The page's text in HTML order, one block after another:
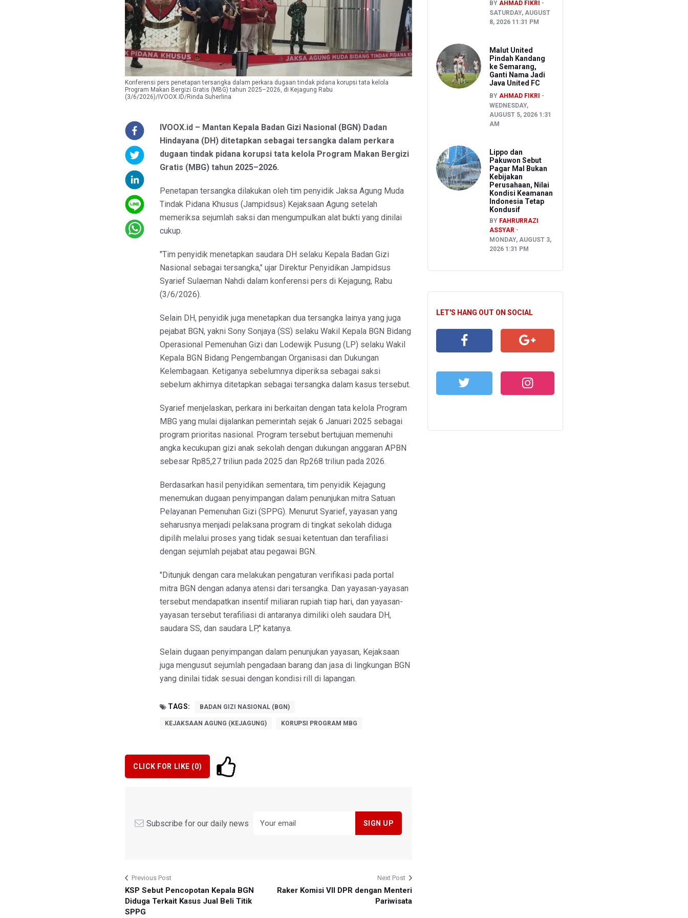
Konferensi pers penetapan tersangka dalam perkara dugaan tindak pidana korupsi tata kelola
Program Makan Bergizi Gratis (MBG) tahun 2025–2026, di Kejagung Rabu
(3/6/2026)/IVOOX.ID/Rinda Suherlina
IVOOX.id – Mantan Kepala Badan Gizi Nasional (BGN) Dadan
Hindayana (DH) ditetapkan sebagai tersangka dalam perkara
dugaan tindak pidana korupsi tata kelola Program Makan Bergizi
Gratis (MBG) tahun 2025–2026.
Penetapan tersangka dilakukan oleh tim penyidik Jaksa Agung Muda
Tindak Pidana Khusus (Jampidsus) Kejaksaan Agung setelah
memeriksa sejumlah saksi dan mengumpulkan alat bukti yang dinilai
cukup.
"Tim penyidik menetapkan saudara DH selaku Kepala Badan Gizi
Nasional sebagai tersangka," ujar Direktur Penyidikan Jampidsus
Syarief Sulaeman Nahdi dalam konferensi pers di Kejagung, Rabu
(3/6/2026).
Selain DH, penyidik juga menetapkan dua tersangka lainya yang juga
pejabat BGN, yakni Sony Sonjaya (SS) selaku Wakil Kepala BGN Bidang
Operasional Pemenuhan Gizi dan Lodewijk Pusung (LP) selaku Wakil
Kepala BGN Bidang Pengembangan Organisasi dan Dukungan
Kelembagaan. Ketiganya sebelumnya diperiksa sebagai saksi
sebelum akhirnya ditetapkan sebagai tersangka dalam kasus tersebut.
Syarief menjelaskan, perkara ini berkaitan dengan tata kelola Program
MBG yang mulai dijalankan pemerintah sejak 6 Januari 2025 sebagai
program prioritas nasional. Program tersebut bertujuan memenuhi
angka kecukupan gizi anak sekolah dengan dukungan anggaran APBN
sebesar Rp85,27 triliun pada 2025 dan Rp268 triliun pada 2026.
Berdasarkan hasil penyidikan sementara, tim penyidik Kejagung
menemukan dugaan penyimpangan dalam penunjukan mitra Satuan
Pelayanan Pemenuhan Gizi (SPPG). Menurut Syarief, yayasan yang
seharusnya menjadi pelaksana program di tingkat sekolah diduga
dipilih melalui proses yang tidak sesuai ketentuan dan terafiliasi
dengan sejumlah pejabat atau pegawai BGN.
"Ditunjuk dengan cara melakukan pengaturan verifikasi pada portal
mitra BGN dengan adanya atensi dari tersangka. Dan yayasan-yayasan
tersebut mendapatkan insentif miliaran rupiah tiap hari, dan yayasan-
yayasan tersebut terafiliasi di antaranya dimiliki oleh saudara DH,
saudara SS, dan saudara LP," katanya.
Selain dugaan penyimpangan dalam penunjukan yayasan, Kejaksaan
juga mengusut sejumlah pengadaan barang dan jasa di lingkungan BGN
yang dinilai tidak sesuai dengan kondisi rill di lapangan.
TAGS: BADAN GIZI NASIONAL (BGN)
KEJAKSAAN AGUNG (KEJAGUNG) KORUPSI PROGRAM MBG
CLICK FOR LIKE (0)
Subscribe for our daily news
Previous Post
KSP Sebut Pencopotan Kepala BGN
Diduga Terkait Kasus Jual Beli Titik
SPPG
Next Post
Raker Komisi VII DPR dengan Menteri
Pariwisata
BY AHMAD FIKRI
SATURDAY, AUGUST
8, 2026 11:31 PM
Malut United
Pindah Kandang
ke Semarang,
Ganti Nama Jadi
Java United FC
BY AHMAD FIKRI
WEDNESDAY,
AUGUST 5, 2026 1:31
AM
Lippo dan
Pakuwon Sebut
Pagar Mal Bukan
Kebijakan
Perusahaan, Nilai
Kondisi Keamanan
Indonesia Tetap
Kondusif
BY FAHRURRAZI
ASSYAR
MONDAY, AUGUST 3,
2026 1:31 PM
LET'S HANG OUT ON SOCIAL